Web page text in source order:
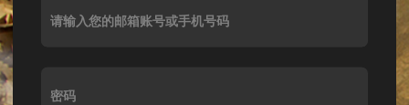
请输入您的邮箱账号或手机号码
密码